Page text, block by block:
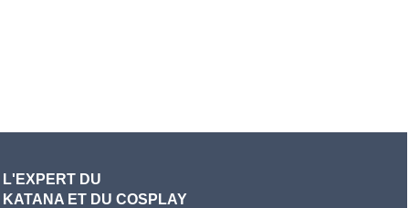
L'EXPERT DU
KATANA ET DU COSPLAY